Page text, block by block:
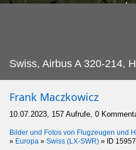
Swiss, Airbus A 320-214,
Frank Maczkowicz
10.07.2023, 157 Aufrufe, 0
Bilder und Fotos von Flugzeugen und
» Europa » Swiss (LX-SWR) » ID